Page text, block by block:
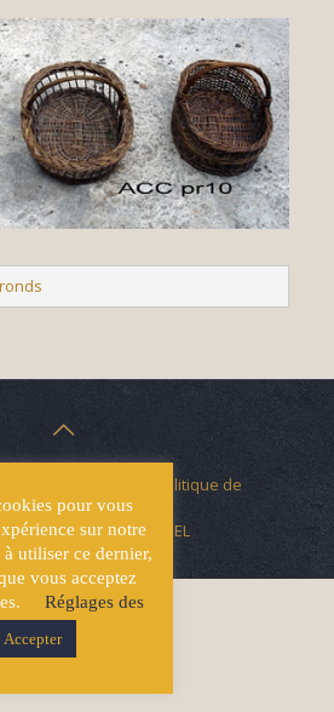
- Politique de
confidentialité
par Lucas GICQUEL
pour vous
sur notre
utiliser ce dernier,
vous acceptez
Réglages des
Accepter